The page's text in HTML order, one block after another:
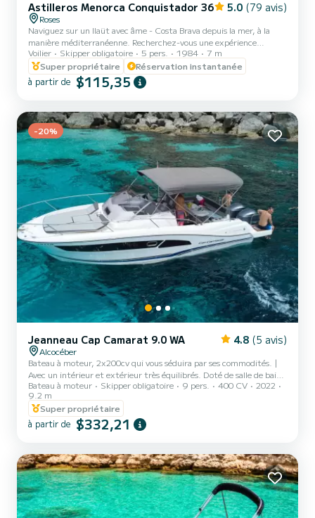
Astilleros Menorca Conquistador 36 5.0 (79 avis)
Roses
Naviguez sur un llaüt avec âme - Costa Brava depuis la mer, à la
manière méditerranéenne. Recherchez-vous une expérience
différente en mer? Montez à bord du Conquistador 36, un llaüt
classique de 7 mètres plein de charme, idéal pour découvrir des
criques cachées, profiter d'un coucher de soleil magique ou
simplement vous laisser porter par la brise méditerranéenne au
de la Costa Brava, ce bateau typique de la côte catalane est co...
Voilier Skipper obligatoire 5 pers. 1984
7 m
Super propriétaire
Réservation instantanée
à partir de $115,35
-20%
Jeanneau Cap Camarat 9.0 WA 4.8 (5 avis)
Alcocéber
Bateau à moteur, 2x200cv qui vous séduira par ses commodités. |
Avec un intérieur et extérieur très équilibrés. Doté de salle de bain
et cuisine. | Table arrière très spacieuse, solarium à l'avant pour
vous détendre, et équipement audio de dernière génération avec
bluetooth
Bateau à moteur Skipper obligatoire 9 pers. 400 CV
2022
9.2 m
Super propriétaire
à partir de $332,21